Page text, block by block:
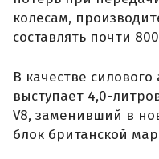
колесам,
составлять почти
В качестве силового
выступает 4,0-
V8, заменивший в
блок британской